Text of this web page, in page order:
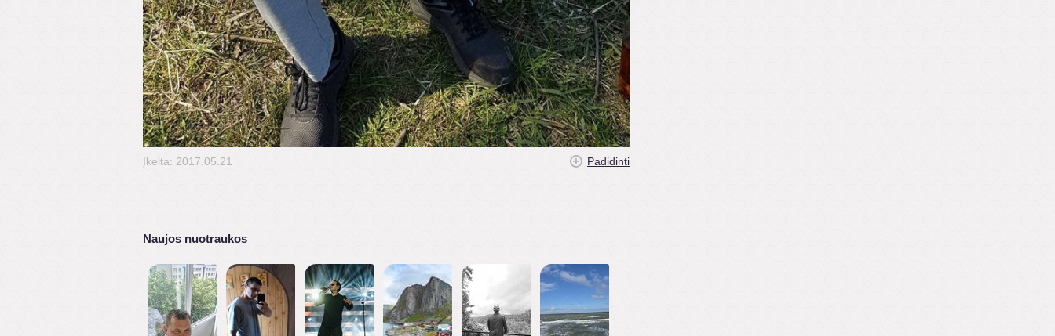
Įkelta: 2017.05.21 Padidinti
Naujos nuotraukos